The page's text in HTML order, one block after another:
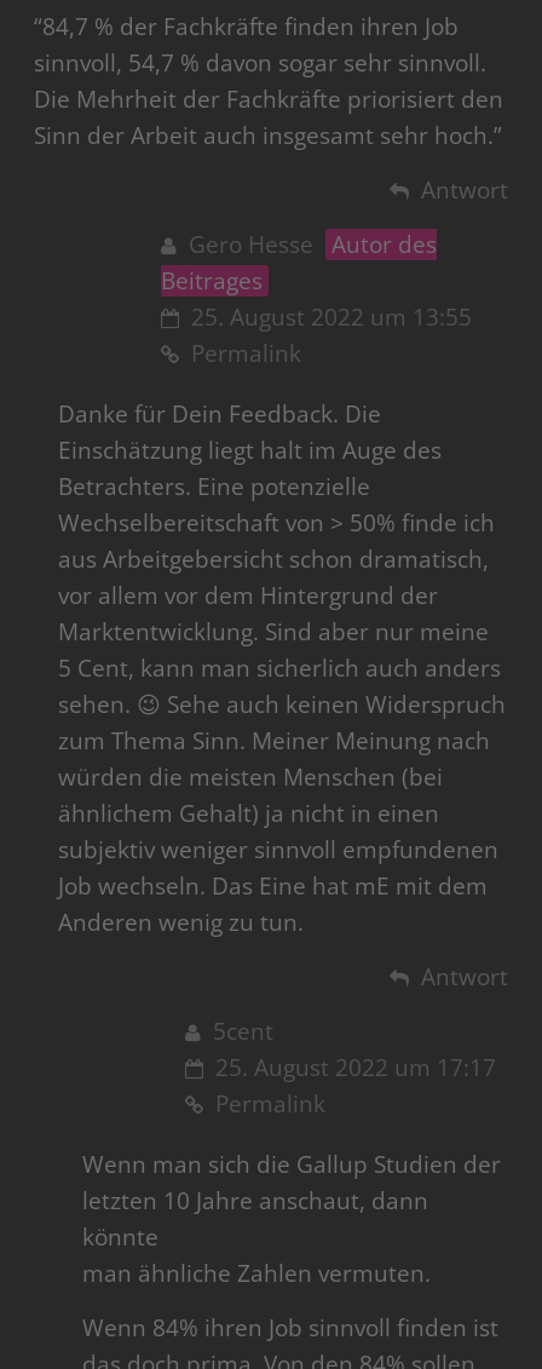
“84,7 % der Fachkräfte finden ihren Job
sinnvoll, 54,7 % davon sogar sehr sinnvoll.
Die Mehrheit der Fachkräfte priorisiert den
Sinn der Arbeit auch insgesamt sehr hoch.”
Antwort
Gero Hesse
Autor des
Beitrages
25. August 2022 um 13:55
Permalink
Danke für Dein Feedback. Die
Einschätzung liegt halt im Auge des
Betrachters. Eine potenzielle
Wechselbereitschaft von > 50% finde ich
aus Arbeitgebersicht schon dramatisch,
vor allem vor dem Hintergrund der
Marktentwicklung. Sind aber nur meine
5 Cent, kann man sicherlich auch anders
sehen. 😉 Sehe auch keinen Widerspruch
zum Thema Sinn. Meiner Meinung nach
würden die meisten Menschen (bei
ähnlichem Gehalt) ja nicht in einen
subjektiv weniger sinnvoll empfundenen
Job wechseln. Das Eine hat mE mit dem
Anderen wenig zu tun.
Antwort
5cent
25. August 2022 um 17:17
Permalink
Wenn man sich die Gallup Studien der
letzten 10 Jahre anschaut, dann
könnte
man ähnliche Zahlen vermuten.
Wenn 84% ihren Job sinnvoll finden ist